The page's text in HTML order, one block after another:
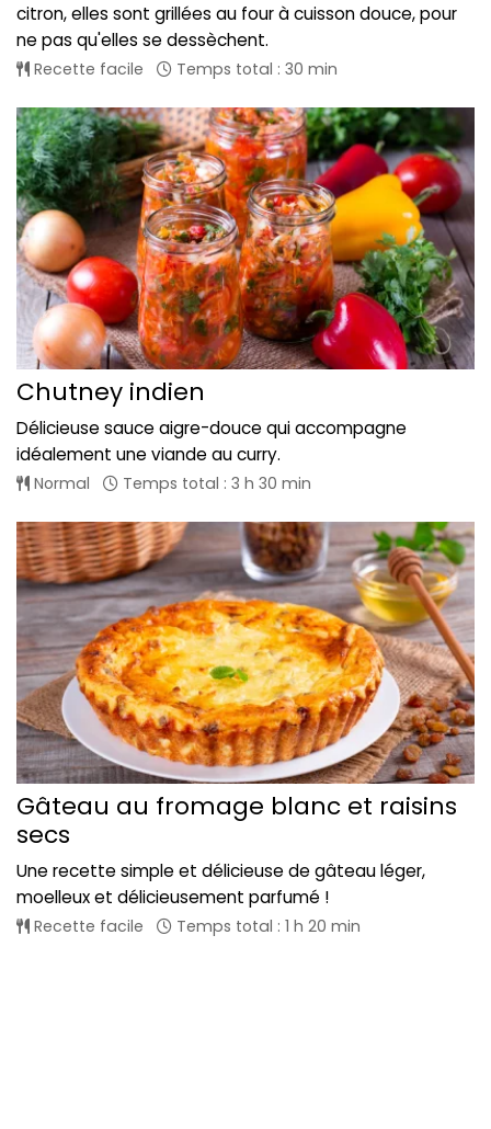
citron, elles sont grillées au four à cuisson douce, pour
ne pas qu'elles se dessèchent.
Recette facile Temps total : 30 min
Chutney indien
Délicieuse sauce aigre-douce qui accompagne
idéalement une viande au curry.
Normal Temps total : 3 h 30 min
Gâteau au fromage blanc et raisins
secs
Une recette simple et délicieuse de gâteau léger,
moelleux et délicieusement parfumé !
Recette facile Temps total : 1 h 20 min